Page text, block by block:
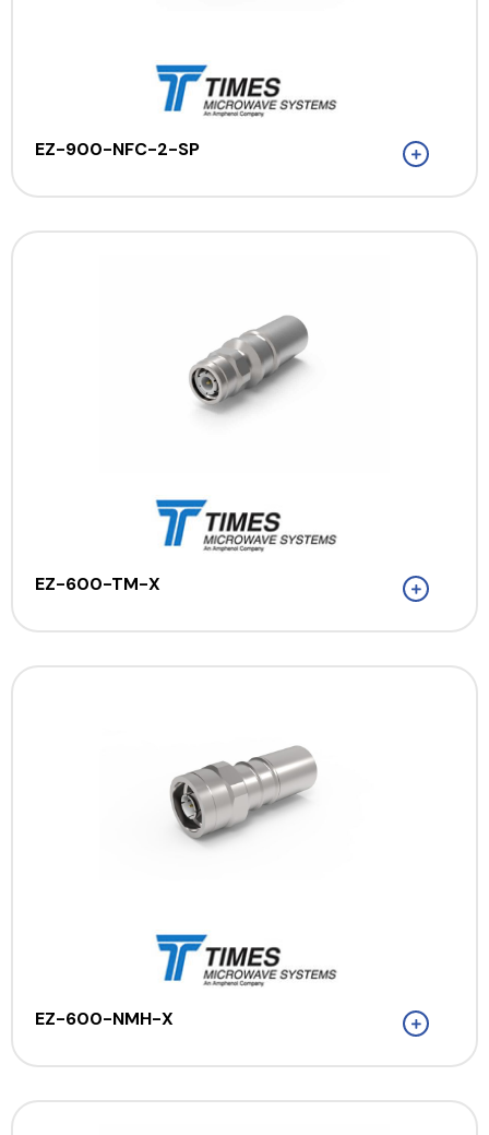
EZ-900-NFC-2-SP
EZ-600-TM-X
EZ-600-NMH-X